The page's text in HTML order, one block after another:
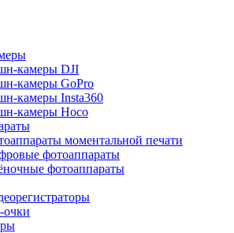
камеры DJI
камеры GoPro
камеры Insta360
камеры Hoco
моментальной печати
фотоаппараты
фотоаппараты
очки